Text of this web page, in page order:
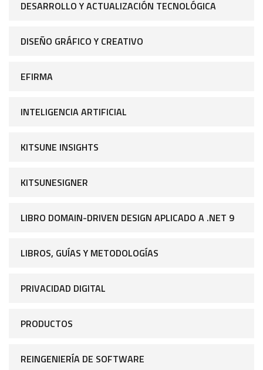
DESARROLLO Y ACTUALIZACIÓN TECNOLÓGICA
DISEÑO GRÁFICO Y CREATIVO
EFIRMA
INTELIGENCIA ARTIFICIAL
KITSUNE INSIGHTS
KITSUNESIGNER
LIBRO DOMAIN-DRIVEN DESIGN APLICADO A .NET 9
LIBROS, GUÍAS Y METODOLOGÍAS
PRIVACIDAD DIGITAL
PRODUCTOS
REINGENIERÍA DE SOFTWARE